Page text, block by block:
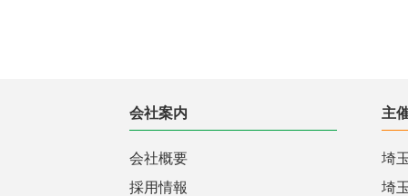
会社案内
会社概要
採用情報
主
埼
埼